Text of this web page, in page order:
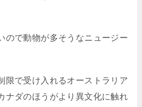
ので動物が多そうなニュージー
限で受け入れるオーストラリア
ナダのほうがより異文化に触れ